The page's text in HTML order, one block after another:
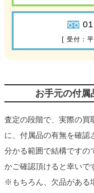
[ 受付：
お手元の付属
査定の段階で、実際の買
に、付属品の有無を確認
分かる範囲で結構ですの
かご確認頂けると幸いで
※もちろん、欠品がある